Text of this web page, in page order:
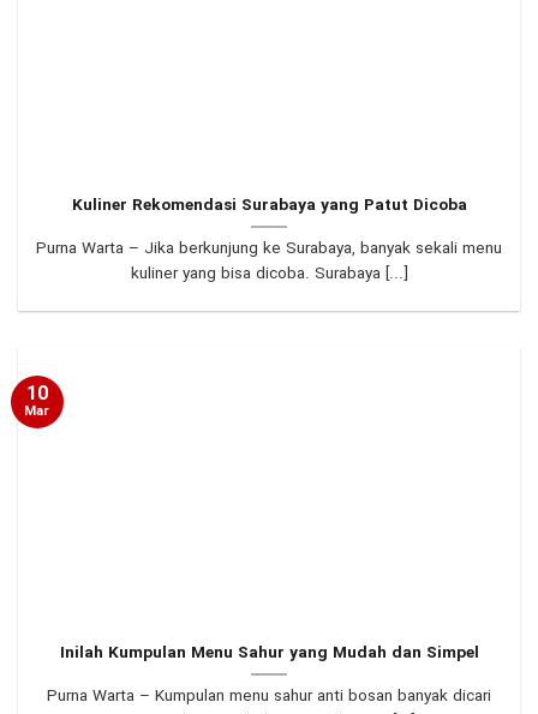
Kuliner Rekomendasi Surabaya yang Patut Dicoba
Purna Warta – Jika berkunjung ke Surabaya, banyak sekali menu
kuliner yang bisa dicoba. Surabaya [...]
Inilah Kumpulan Menu Sahur yang Mudah dan Simpel
Purna Warta – Kumpulan menu sahur anti bosan banyak dicari
10
Mar